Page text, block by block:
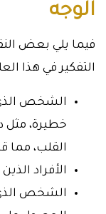
الوجه
فيما يلي بعض
التفكير في هذا
الشخص
خطيرة، مثل
القلب، مما
الأفراد
الشخص